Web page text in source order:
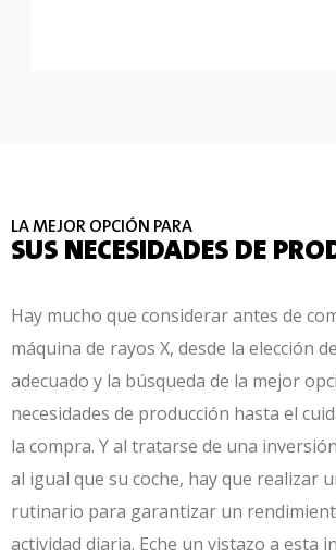
LA MEJOR OPCIÓN PARA
SUS NECESIDADES DE
Hay mucho que considerar antes de
máquina de rayos X, desde la elección
adecuado y la búsqueda de la mejor
necesidades de producción hasta el
la compra. Y al tratarse de una
al igual que su coche, hay que realizar
rutinario para garantizar un
actividad diaria. Eche un vistazo a esta